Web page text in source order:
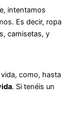
intentamos
Es decir, ropa
camisetas, y
como, hasta
. Si tenéis un